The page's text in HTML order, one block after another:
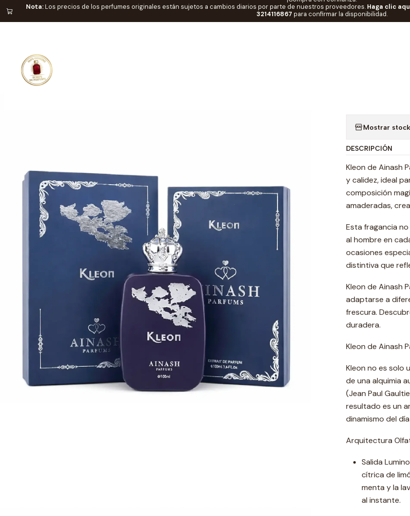
Nota:Los precios de los perfumes originales están sujetos a cambios diarios por parte de nuestros proveedores. Haga clic
3214116867 para confirmar la disponibilidad.
Home CATEGORIAS 🚀Marcas EI Ainash Ainash Kleon Ainash Parfums
Ainash
Mostrar
DESCRIPCIÓN
Kleon de Ainash
y calidez, ideal
composición
amaderadas,
Esta fragancia
al hombre en
ocasiones
distintiva que
Kleon de Ainash
adaptarse a
frescura.
duradera.
Kleon de Ainash
Kleon no es solo
de una alquimia
(Jean Paul
resultado es un
dinamismo del
Arquitectura
Salida
cítrica de
menta y la
al instante.